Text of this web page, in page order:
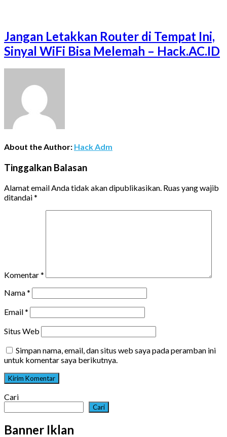
Jangan Letakkan Router di Tempat Ini,
Sinyal WiFi Bisa Melemah – Hack.AC.ID
About the Author: Hack Adm
Tinggalkan Balasan
Alamat email Anda tidak akan dipublikasikan. Ruas yang wajib
ditandai*
Komentar*
Nama*
Email*
Situs Web
Simpan nama, email, dan situs web saya pada peramban ini
untuk komentar saya berikutnya.
Cari
Cari
Banner Iklan